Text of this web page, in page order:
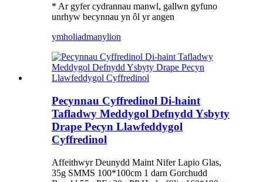
* Ar gyfer cydrannau manwl, gallwn gyfuno
unrhyw becynnau yn ôl yr angen
ymholiadmanylion
Pecynnau Cyffredinol Di-haint
Tafladwy Meddygol Defnydd Ysbyty
Drape Pecyn Llawfeddygol
Cyffredinol
Affeithwyr Deunydd Maint Nifer Lapio Glas,
35g SMMS 100*100cm 1 darn Gorchudd